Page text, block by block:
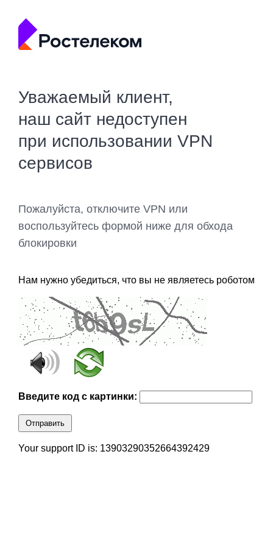
Уважаемый клиент,
наш сайт недоступен
при использовании VPN
сервисов
Пожалуйста, отключите VPN или
воспользуйтесь формой ниже для обхода
блокировки
Нам нужно убедиться, что вы не являетесь роботом
Введите код с картинки:
Отправить
Your support ID is: 13903290352664392429